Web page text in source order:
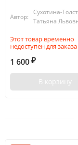
Автор:
Сухотина-
Татьяна
Этот товар временно
недоступен для заказа
1 600 ₽
В корзину